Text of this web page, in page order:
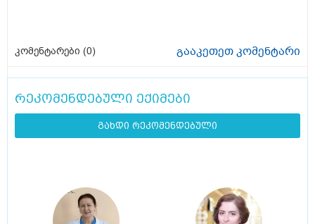
კომენტარები (0) გააკეთეთ კომენტარი
რეკომენდებული ექიმები
გახდი რეკომენდებული